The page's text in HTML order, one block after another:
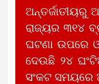
ଅନ୍ତର୍ଜାତୀୟରୁ
ରାଜ୍ୟର ୩୧୪
ଘଟଣା ଉପରେ
ଦେଉଛି ୨୪
ସଂକଟ